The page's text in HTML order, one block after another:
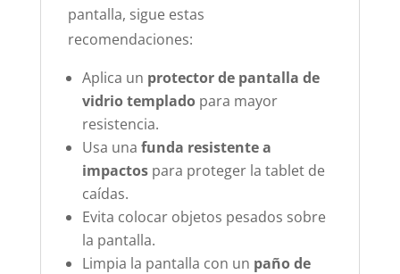
pantalla, sigue estas
recomendaciones:
Aplica un protector de pantalla de
vidrio templadopara mayor
resistencia.
Usa una funda resistente a
impactospara proteger la tablet de
caídas.
Evita colocar objetos pesados sobre
la pantalla.
Limpia la pantalla con un paño de